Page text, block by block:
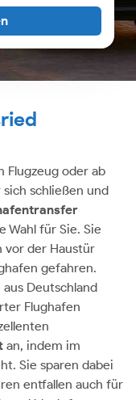
Flugzeug oder ab
schließen und
Wahl für Sie. Sie
vor der Haustür
gefahren.
Deutschland
Flughafen
an, indem im
Sie sparen dabei
entfallen auch für